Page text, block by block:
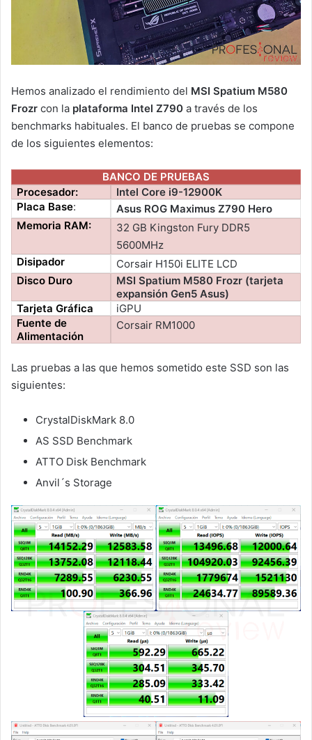
Hemos analizado el rendimiento del MSI Spatium M580
Frozr con la plataforma Intel Z790 a través de los
benchmarks habituales. El banco de pruebas se compone
de los siguientes elementos:
BANCO DE PRUEBAS
Procesador:
Intel Core i9-12900K
Placa Base:
Asus ROG Maximus Z790 Hero
Memoria RAM:
32 GB Kingston Fury DDR5
5600MHz
Disipador
Corsair H150i ELITE LCD
Disco Duro
MSI Spatium M580 Frozr (tarjeta
expansión Gen5 Asus)
Tarjeta Gráfica
iGPU
Fuente de
Alimentación
Corsair RM1000
Las pruebas a las que hemos sometido este SSD son las
siguientes:
CrystalDiskMark 8.0
AS SSD Benchmark
ATTO Disk Benchmark
Anvil´s Storage